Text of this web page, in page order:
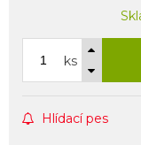
ks
Hlídací pes